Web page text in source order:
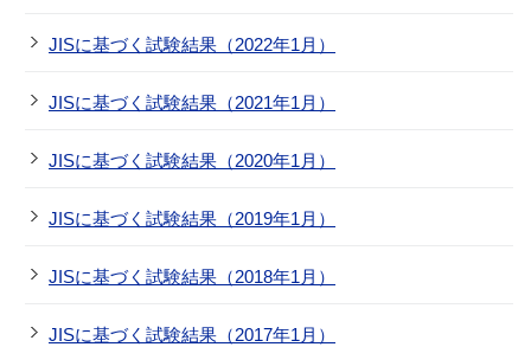
JISに基づく試験結果（2022年1月）
JISに基づく試験結果（2021年1月）
JISに基づく試験結果（2020年1月）
JISに基づく試験結果（2019年1月）
JISに基づく試験結果（2018年1月）
JISに基づく試験結果（2017年1月）